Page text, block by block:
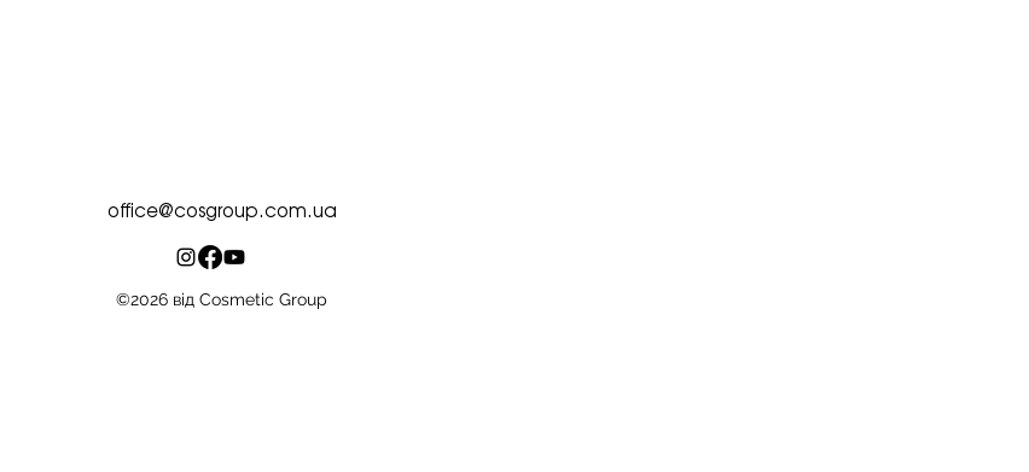
office@cosgroup.com.ua
©2026 від Cosmetic Group